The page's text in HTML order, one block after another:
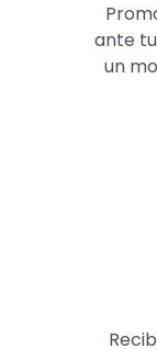
ante
un